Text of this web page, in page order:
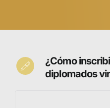
¿Cómo
diplomados